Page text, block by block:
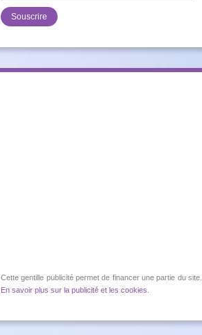
mail
Cette gentille publicité permet de financer une partie du site.
En savoir plus sur la publicité et les cookies